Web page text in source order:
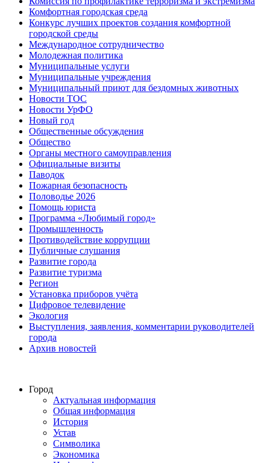
Комфортная городская среда
Конкурс лучших проектов создания комфортной
городской среды
Международное сотрудничество
Молодежная политика
Муниципальные услуги
Муниципальные учреждения
Муниципальный приют для бездомных животных
Новости ТОС
Новости УрФО
Новый год
Общественные обсуждения
Общество
Органы местного самоуправления
Официальные визиты
Паводок
Пожарная безопасность
Половодье 2026
Помощь юриста
Программа «Любимый город»
Промышленность
Противодействие коррупции
Публичные слушания
Развитие города
Развитие туризма
Регион
Установка приборов учёта
Цифровое телевидение
Экология
Выступления, заявления, комментарии руководителей
города
Архив новостей
Город
Актуальная информация
Общая информация
История
Устав
Символика
Экономика